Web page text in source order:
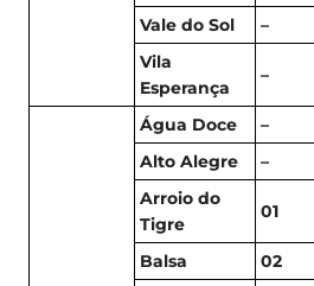
Vale do Sol
–
Vila
Esperança
–
Água Doce
–
Alto Alegre
–
Arroio do
Tigre
01
Balsa
02